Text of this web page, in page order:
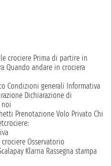
crociere Prima di partire in
Quando andare in crociera
Condizioni generali Informativa
Dichiarazione di
noi
Prenotazione Volo Privato Chi
crociere Osservatorio
Klarna Rassegna stampa